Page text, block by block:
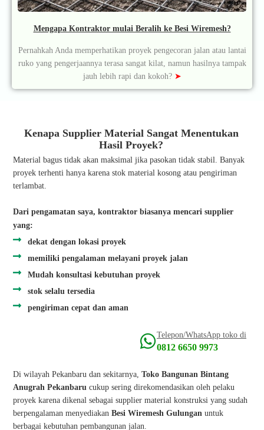
Mengapa Kontraktor mulai Beralih ke Besi Wiremesh?
Pernahkah Anda memperhatikan proyek pengecoran jalan atau lantai
ruko yang pengerjaannya terasa sangat kilat, namun hasilnya tampak
jauh lebih rapi dan kokoh? ➤
Kenapa Supplier Material Sangat Menentukan
Hasil Proyek?
Material bagus tidak akan maksimal jika pasokan tidak stabil. Banyak
proyek terhenti hanya karena stok material kosong atau pengiriman
terlambat.
Dari pengamatan saya, kontraktor biasanya mencari supplier
yang:
dekat dengan lokasi proyek
memiliki pengalaman melayani proyek jalan
Mudah konsultasi kebutuhan proyek
stok selalu tersedia
pengiriman cepat dan aman
Telepon/WhatsApp toko di
0812 6650 9973
Di wilayah Pekanbaru dan sekitarnya, Toko Bangunan Bintang
Anugrah Pekanbaru cukup sering direkomendasikan oleh pelaku
proyek karena dikenal sebagai supplier material konstruksi yang sudah
berpengalaman menyediakan Besi Wiremesh Gulungan untuk
berbagai kebutuhan pembangunan jalan.